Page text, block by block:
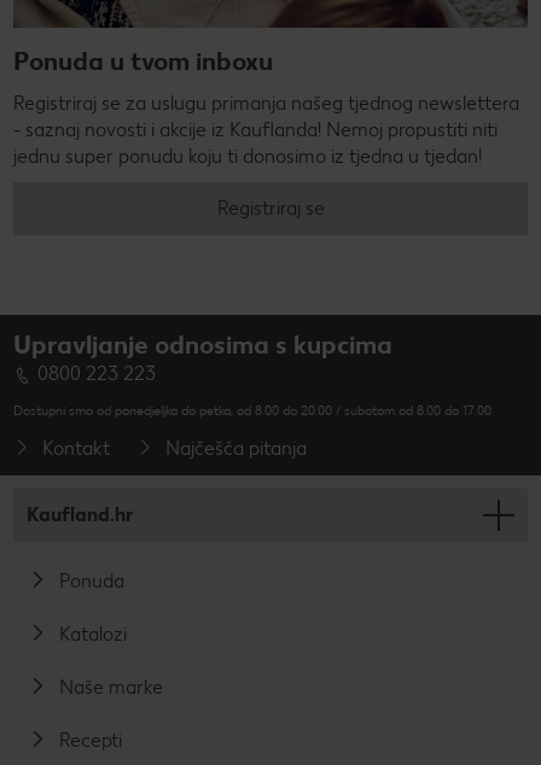
Ponuda u tvom inboxu
Registriraj se za uslugu primanja našeg tjednog newslettera
- saznaj novosti i akcije iz Kauflanda! Nemoj propustiti niti
jednu super ponudu koju ti donosimo iz tjedna u tjedan!
Registriraj se
Upravljanje odnosima s kupcima
0800 223 223
Dostupni smo od ponedjeljka do petka, od 8.00 do 20.00 / subotom od 8.00 do 17.00
Kontakt Najčešća pitanja
Kaufland.hr
Ponuda
Katalozi
Naše marke
Recepti